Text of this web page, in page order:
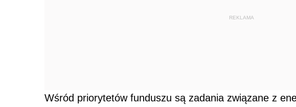
REKLAMA
Wśród priorytetów funduszu są zadania związane z